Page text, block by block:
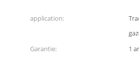
application:
Garantie:
1